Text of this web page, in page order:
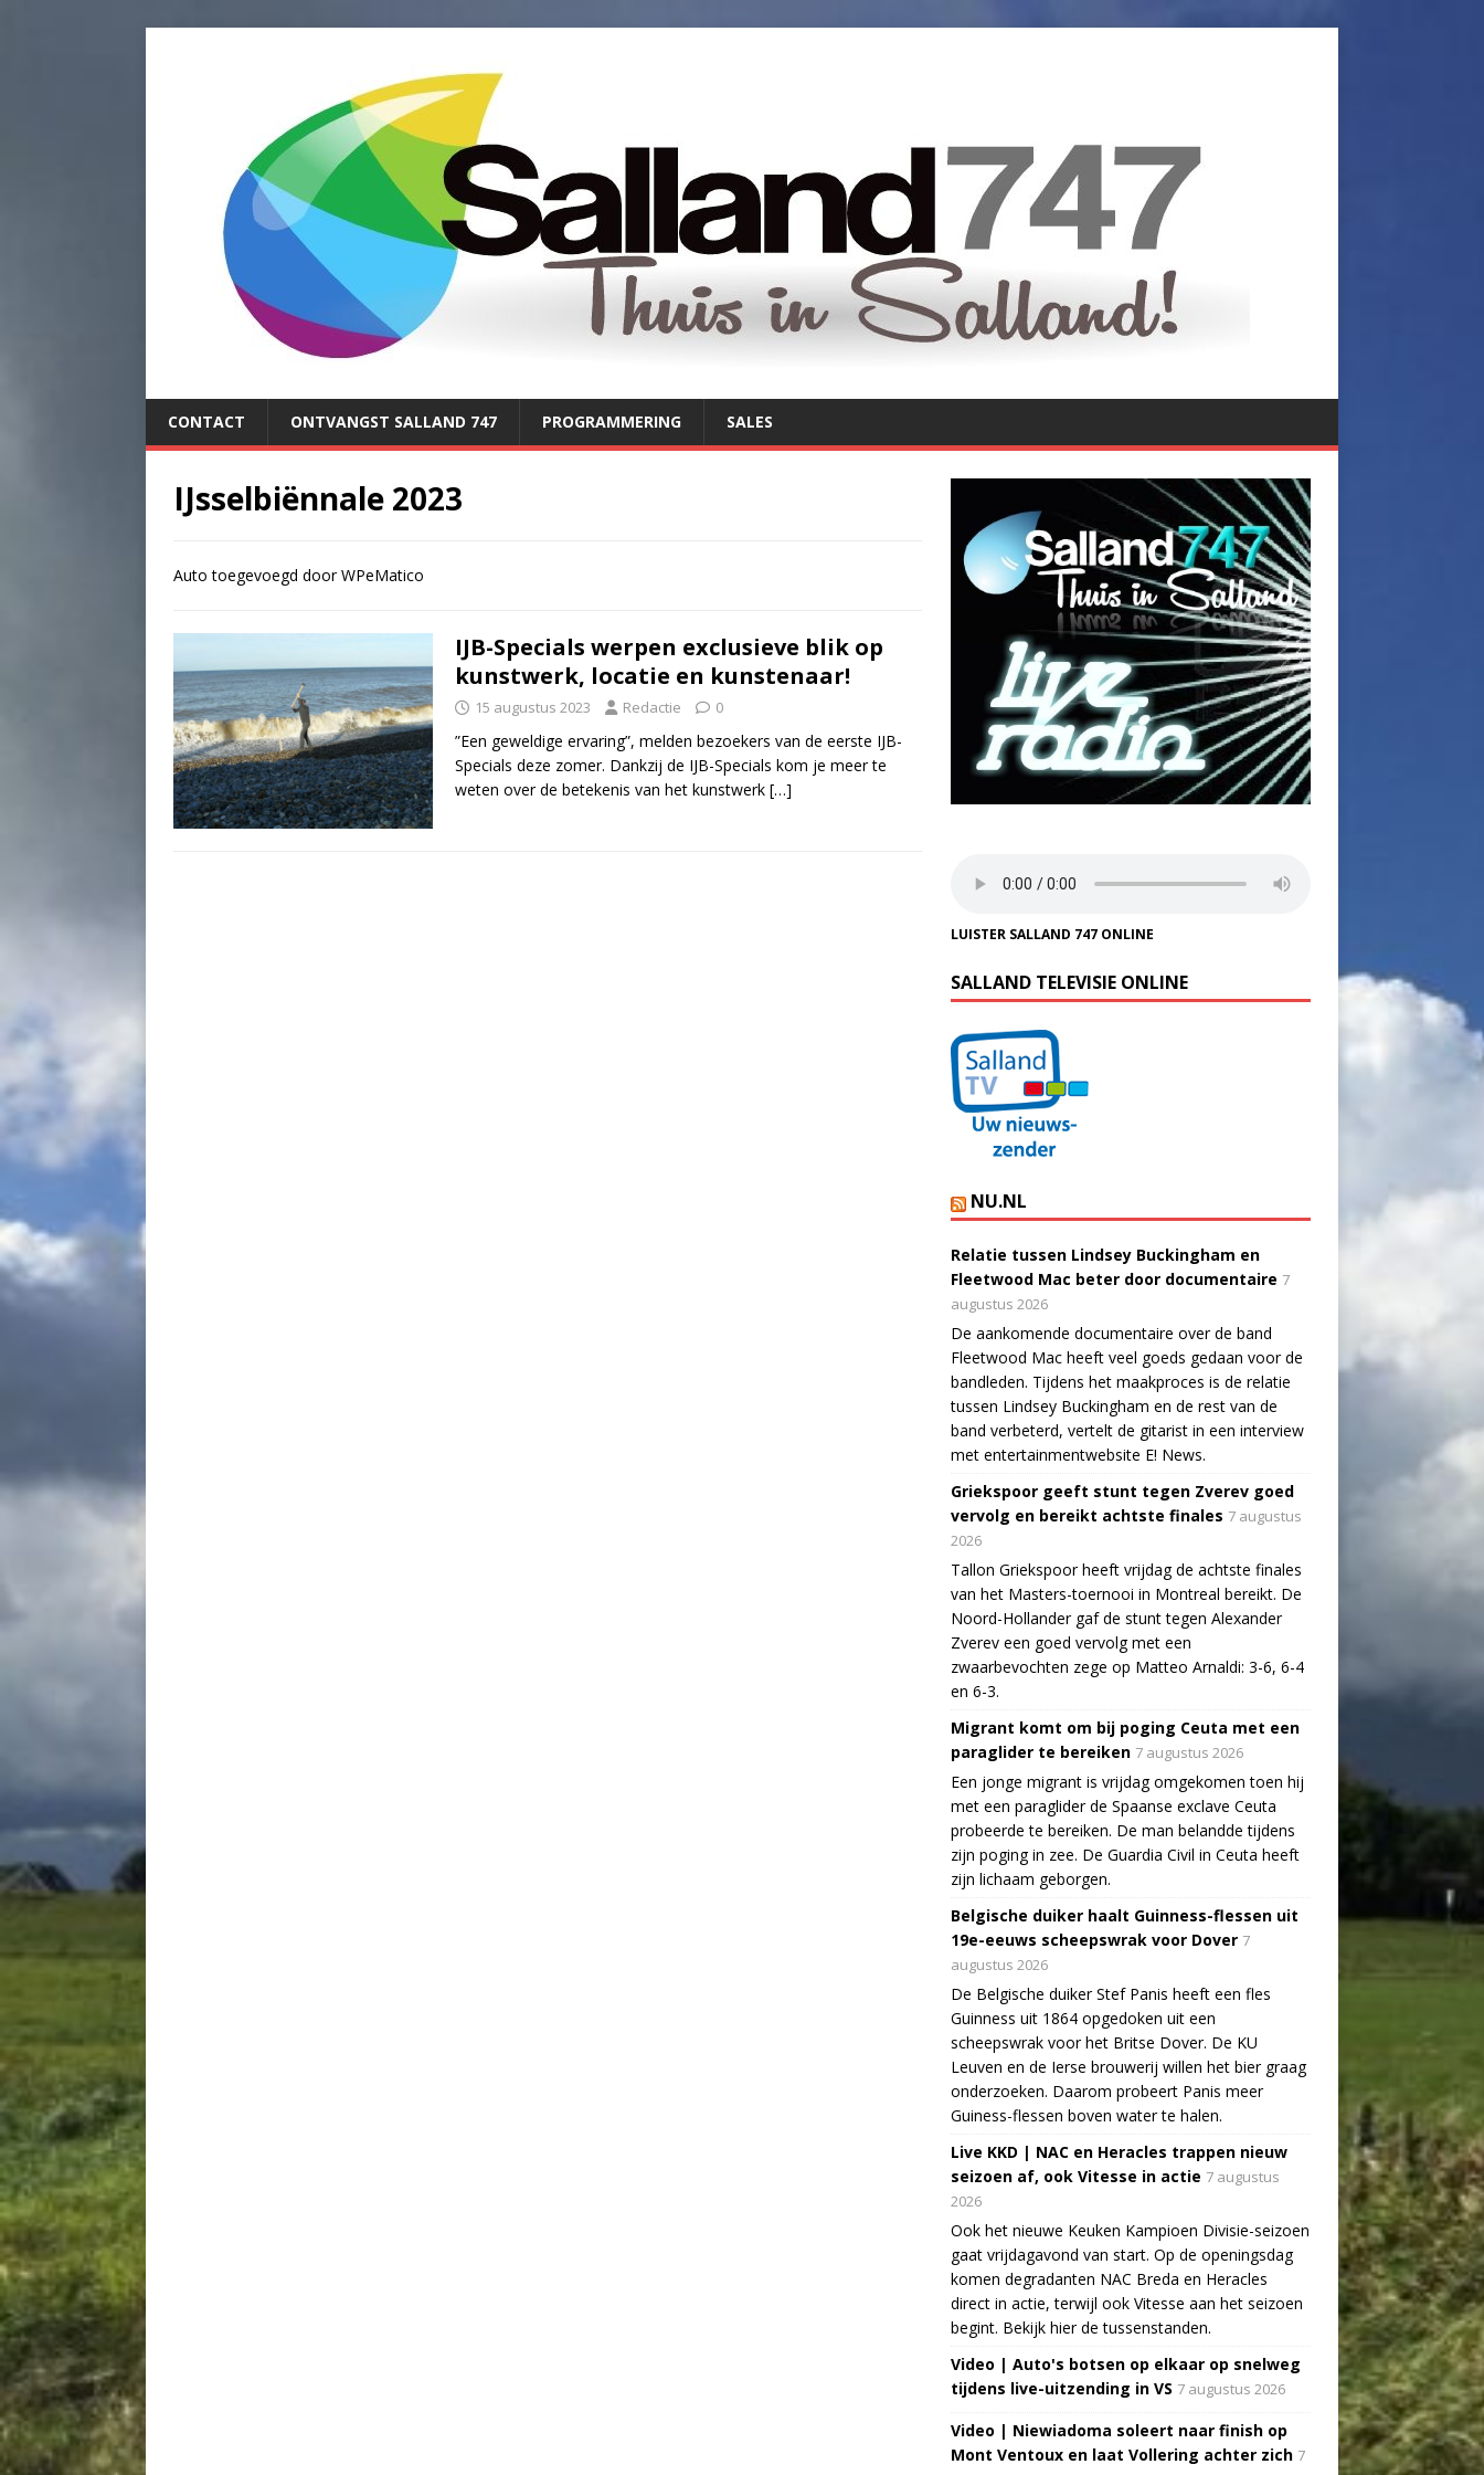
CONTACT ONTVANGST SALLAND 747 PROGRAMMERING SALES
IJsselbiënnale 2023
Auto toegevoegd door WPeMatico
IJB-Specials werpen exclusieve blik op
kunstwerk, locatie en kunstenaar!
15 augustus 2023 Redactie 0
”Een geweldige ervaring”, melden bezoekers van de eerste IJB-
Specials deze zomer. Dankzij de IJB-Specials kom je meer te
weten over de betekenis van het kunstwerk […]
LUISTER SALLAND 747 ONLINE
SALLAND TELEVISIE ONLINE
NU.NL
Relatie tussen Lindsey Buckingham en
Fleetwood Mac beter door documentaire 7
augustus 2026
De aankomende documentaire over de band
Fleetwood Mac heeft veel goeds gedaan voor de
bandleden. Tijdens het maakproces is de relatie
tussen Lindsey Buckingham en de rest van de
band verbeterd, vertelt de gitarist in een interview
met entertainmentwebsite E! News.
Griekspoor geeft stunt tegen Zverev goed
vervolg en bereikt achtste finales 7 augustus
2026
Tallon Griekspoor heeft vrijdag de achtste finales
van het Masters-toernooi in Montreal bereikt. De
Noord-Hollander gaf de stunt tegen Alexander
Zverev een goed vervolg met een
zwaarbevochten zege op Matteo Arnaldi: 3-6, 6-4
en 6-3.
Migrant komt om bij poging Ceuta met een
paraglider te bereiken 7 augustus 2026
Een jonge migrant is vrijdag omgekomen toen hij
met een paraglider de Spaanse exclave Ceuta
probeerde te bereiken. De man belandde tijdens
zijn poging in zee. De Guardia Civil in Ceuta heeft
zijn lichaam geborgen.
Belgische duiker haalt Guinness-flessen uit
19e-eeuws scheepswrak voor Dover 7
augustus 2026
De Belgische duiker Stef Panis heeft een fles
Guinness uit 1864 opgedoken uit een
scheepswrak voor het Britse Dover. De KU
Leuven en de Ierse brouwerij willen het bier graag
onderzoeken. Daarom probeert Panis meer
Guiness-flessen boven water te halen.
Live KKD | NAC en Heracles trappen nieuw
seizoen af, ook Vitesse in actie 7 augustus
2026
Ook het nieuwe Keuken Kampioen Divisie-seizoen
gaat vrijdagavond van start. Op de openingsdag
komen degradanten NAC Breda en Heracles
direct in actie, terwijl ook Vitesse aan het seizoen
begint. Bekijk hier de tussenstanden.
Video | Auto's botsen op elkaar op snelweg
tijdens live-uitzending in VS 7 augustus 2026
Video | Niewiadoma soleert naar finish op
Mont Ventoux en laat Vollering achter zich 7